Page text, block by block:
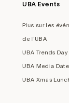
UBA Events
Plus sur les
de l'UBA
UBA Trends Day
UBA Media Date
UBA Xmas